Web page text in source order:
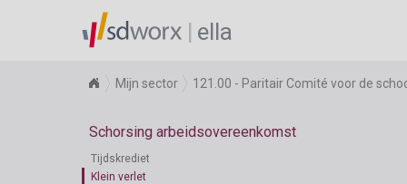
ella
Mijn sector 121.00 - Paritair Comité voor de
Schorsing arbeidsovereenkomst
Tijdskrediet
Klein verlet